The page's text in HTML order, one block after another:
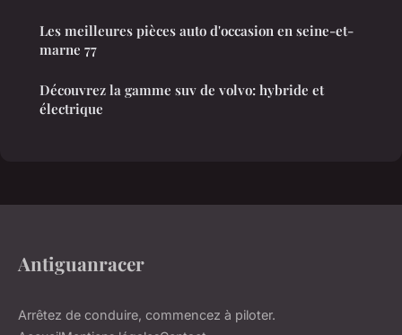
Les meilleures pièces auto d'occasion en seine-et-
marne 77
Découvrez la gamme suv de volvo: hybride et
électrique
Antiguanracer
Arrêtez de conduire, commencez à piloter.